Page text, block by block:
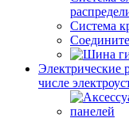
Система
Электрические
числе